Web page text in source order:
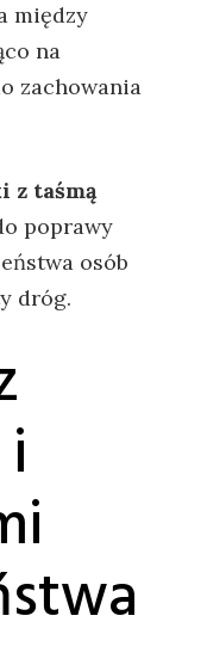
między
na
zachowania
z taśmą
poprawy
osób
dróg.